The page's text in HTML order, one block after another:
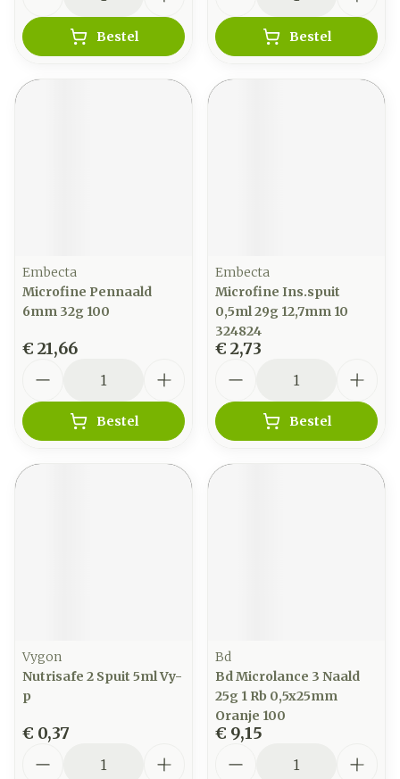
Bestel Bestel
Embecta
Microfine Pennaald
6mm 32g 100
€ 21,66
Bestel
Embecta
Microfine Ins.spuit
0,5ml 29g 12,7mm 10
324824
€ 2,73
Bestel
Vygon
Nutrisafe 2 Spuit 5ml Vy-
p
€ 0,37
Bd
Bd Microlance 3 Naald
25g 1 Rb 0,5x25mm
Oranje 100
€ 9,15